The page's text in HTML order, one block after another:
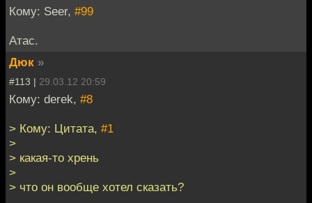
Кому: Seer, #99
Атас.
Дюк »
#113 | 29.03.12 20:59
Кому: derek, #8
> Кому: Цитата, #1
>
> какая-то хрень
>
> что он вообще хотел сказать?